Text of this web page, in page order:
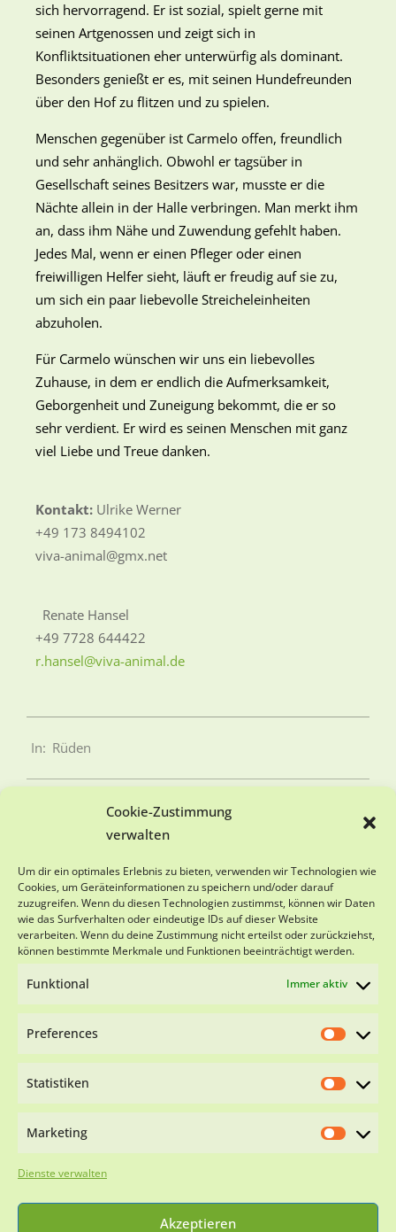
Cookie-Zustimmung
verwalten
Um dir ein optimales Erlebnis zu bieten, verwenden wir Technologien wie
Cookies, um Geräteinformationen zu speichern und/oder darauf
zuzugreifen. Wenn du diesen Technologien zustimmst, können wir Daten
wie das Surfverhalten oder eindeutige IDs auf dieser Website
verarbeiten. Wenn du deine Zustimmung nicht erteilst oder zurückziehst,
können bestimmte Merkmale und Funktionen beeinträchtigt werden.
Funktional Immer aktiv
Preferences
Statistiken
Marketing
Dienste verwalten
Akzeptieren
sich hervorragend. Er ist sozial, spielt gerne mit
seinen Artgenossen und zeigt sich in
Konfliktsituationen eher unterwürfig als dominant.
Besonders genießt er es, mit seinen Hundefreunden
über den Hof zu flitzen und zu spielen.
Menschen gegenüber ist Carmelo offen, freundlich
und sehr anhänglich. Obwohl er tagsüber in
Gesellschaft seines Besitzers war, musste er die
Nächte allein in der Halle verbringen. Man merkt ihm
an, dass ihm Nähe und Zuwendung gefehlt haben.
Jedes Mal, wenn er einen Pfleger oder einen
freiwilligen Helfer sieht, läuft er freudig auf sie zu,
um sich ein paar liebevolle Streicheleinheiten
abzuholen.
Für Carmelo wünschen wir uns ein liebevolles
Zuhause, in dem er endlich die Aufmerksamkeit,
Geborgenheit und Zuneigung bekommt, die er so
sehr verdient. Er wird es seinen Menschen mit ganz
viel Liebe und Treue danken.
Kontakt: Ulrike Werner
+49 173 8494102
viva-animal@gmx.net
Renate Hansel
+49 7728 644422
r.hansel@viva-animal.de
In: Rüden
SPENDENKONTO
Viva-Animal e.V.
Sparkasse Schwarzwald-Baar
IBAN DE18 6945 0065 0151 0501 28
BIC SOLADES1VSS
Impressum
Cookie-
Richtlinie (EU)
WIR SIND NACH §11 TIERSCHG ZERTIFIZIERT